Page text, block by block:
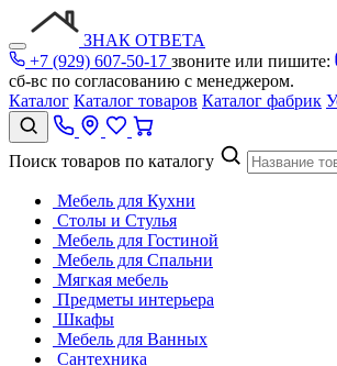
ЗНАК ОТВЕТА
+7 (929) 607-50-17 звоните или пишите:
сб-вс по согласованию с менеджером.
Каталог Каталог товаров Каталог фабрик
Поиск товаров по каталогу
Мебель для Кухни
Столы и Стулья
Мебель для Гостиной
Мебель для Спальни
Мягкая мебель
Предметы интерьера
Шкафы
Мебель для Ванных
Сантехника